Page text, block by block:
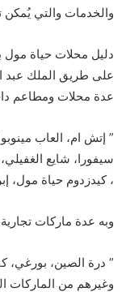
والخدمات والتي يُمكن
دليل محلات حياة مول
على طريق الملك عبد
عدة محلات ومطاعم
” إتش ام، العاب
سيفورا، شايع
، كيدزدوم حياة مول،
وبه عدة ماركات
” درة الصين، بورغي،
وغيرهم من الماركات